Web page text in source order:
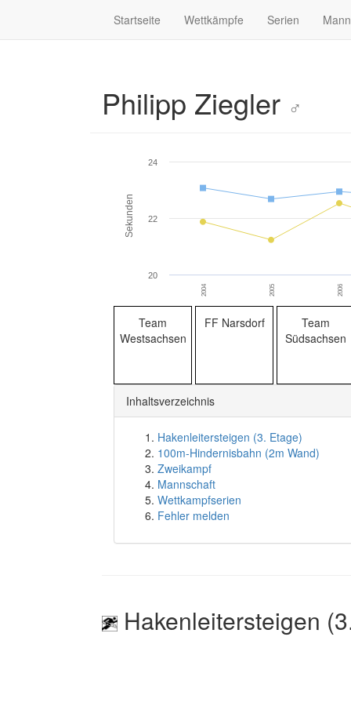
Startseite Wettkämpfe Serien
Philipp Ziegler ♂
Sekunden
2004 2005 2006
20
22
24
Team
Westsachsen
FF Narsdorf
Team
Südsachsen
Inhaltsverzeichnis
Hakenleitersteigen (3. Etage)
100m-Hindernisbahn (2m Wand)
Zweikampf
Mannschaft
Wettkampfserien
Fehler melden
Hakenleitersteigen